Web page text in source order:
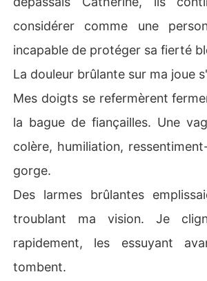
considérer comme une
incapable de protéger sa fierté
La douleur brûlante sur ma joue
Mes doigts se refermèrent
la bague de fiançailles. Une
colère, humiliation,
gorge.
Des larmes brûlantes
troublant ma vision. Je
rapidement, les essuyant
tombent.